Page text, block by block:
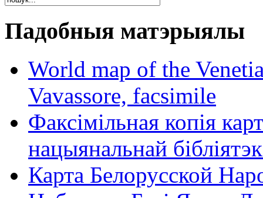
Падобныя матэрыялы
World map of the
Vavassore, facsimile
Факсімільная копія
нацыянальнай
Карта Белорусской